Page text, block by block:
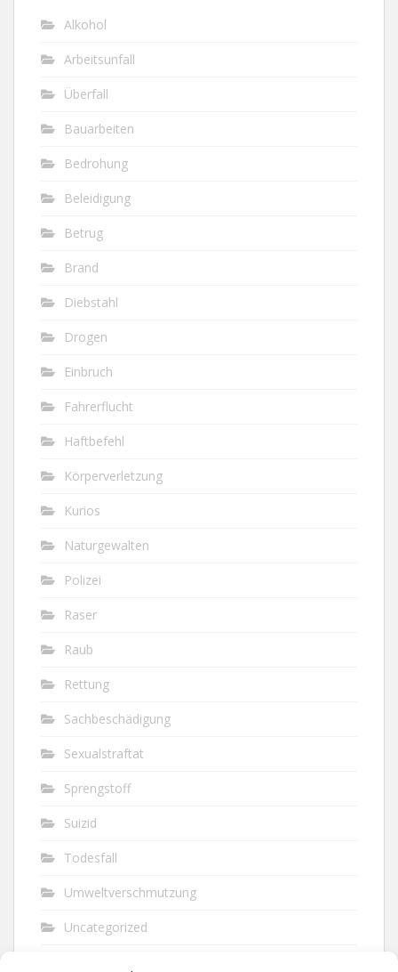
Alkohol
Arbeitsunfall
Überfall
Bauarbeiten
Bedrohung
Beleidigung
Betrug
Brand
Diebstahl
Drogen
Einbruch
Fahrerflucht
Haftbefehl
Körperverletzung
Kurios
Naturgewalten
Polizei
Raser
Raub
Rettung
Sachbeschädigung
Sexualstraftat
Sprengstoff
Suizid
Todesfall
Umweltverschmutzung
Uncategorized